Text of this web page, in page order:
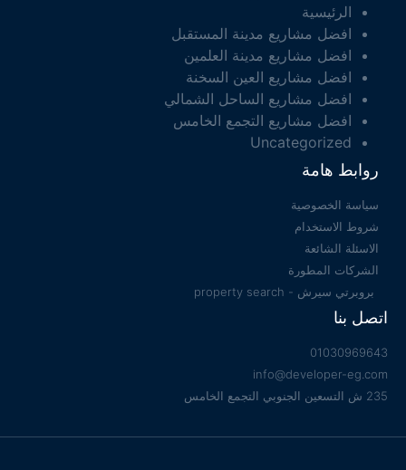
الرئيسية
افضل مشاريع مدينة المستقبل
افضل مشاريع مدينة العلمين
افضل مشاريع العين السخنة
افضل مشاريع الساحل الشمالي
افضل مشاريع التجمع الخامس
Uncategorized
روابط هامة
سياسة الخصوصية
شروط الاستخدام
الاسئلة الشائعة
الشركات المطورة
بروبرتي سيرش - property search
اتصل بنا
01030969643
info@developer-eg.com
235 ش التسعين الجنوبي التجمع الخامس